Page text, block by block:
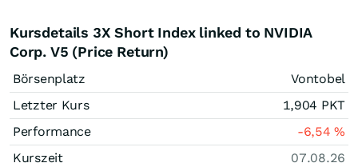
Kursdetails 3X Short Index linked to NVIDIA
Corp. V5 (Price Return)
Börsenplatz
Vontobel
Letzter Kurs
1,904 PKT
Performance
-6,54%
Kurszeit
07.08.26